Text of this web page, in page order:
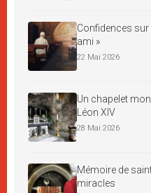
Confidences sur
ami »
22 Mai 2026
Un chapelet
Léon XIV
28 Mai 2026
Mémoire de
miracles